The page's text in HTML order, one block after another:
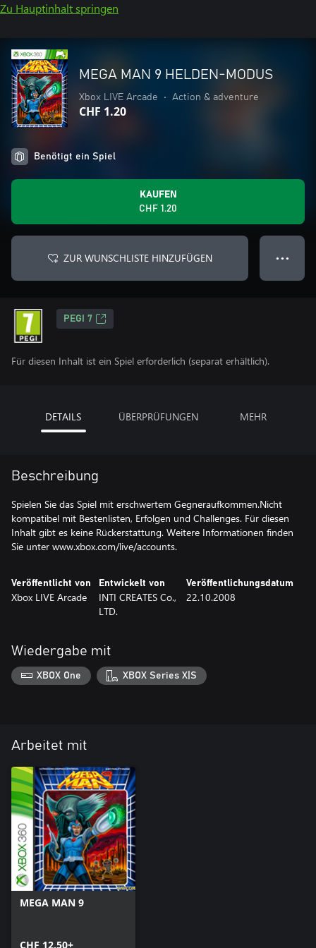
Zu Hauptinhalt springen
MEGA MAN 9 HELDEN-MODUS
Xbox LIVE Arcade • Action & adventure
CHF 1.20
Benötigt ein Spiel
KAUFEN
CHF 1.20
ZUR WUNSCHLISTE HINZUFÜGEN ● ● ●
PEGI 7
Für diesen Inhalt ist ein Spiel erforderlich (separat erhältlich).
DETAILS ÜBERPRÜFUNGEN MEHR
Beschreibung
Spielen Sie das Spiel mit erschwertem Gegneraufkommen.Nicht
kompatibel mit Bestenlisten, Erfolgen und Challenges. Für diesen
Inhalt gibt es keine Rückerstattung. Weitere Informationen finden
Sie unter www.xbox.com/live/accounts.
Veröffentlicht von
Xbox LIVE Arcade
Entwickelt von
INTI CREATES Co.,
LTD.
Veröffentlichungsdatum
22.10.2008
Wiedergabe mit
XBOX One XBOX Series X|S
Arbeitet mit
MEGA MAN 9
CHF 12.50+